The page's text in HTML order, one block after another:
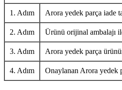
1. Adım Arora yedek parça iade
2. Adım Ürünü orijinal ambalajı
3. Adım Arora yedek parça
4. Adım Onaylanan Arora yedek